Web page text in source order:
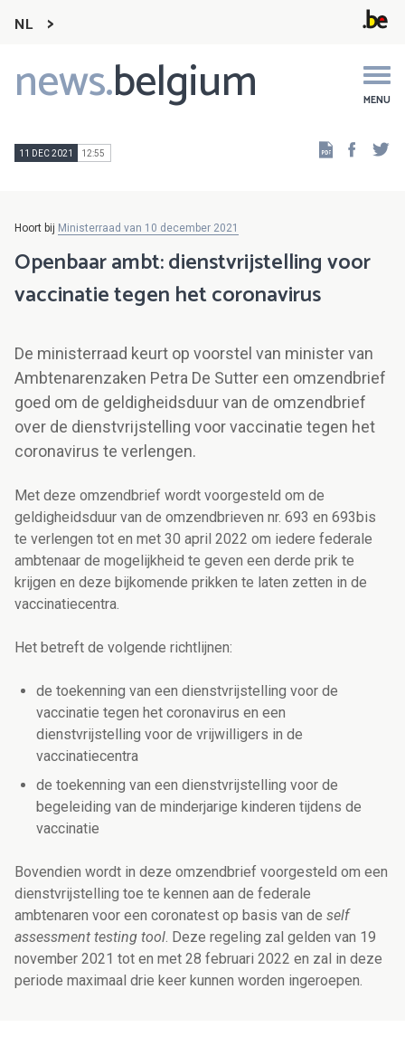
NL
news.belgium MENU
Main
navigation
11 DEC 2021 12:55
Hoort bij Ministerraad van 10 december 2021
Openbaar ambt: dienstvrijstelling voor
vaccinatie tegen het coronavirus
De ministerraad keurt op voorstel van minister van
Ambtenarenzaken Petra De Sutter een omzendbrief
goed om de geldigheidsduur van de omzendbrief
over de dienstvrijstelling voor vaccinatie tegen het
coronavirus te verlengen.
Met deze omzendbrief wordt voorgesteld om de
geldigheidsduur van de omzendbrieven nr. 693 en 693bis
te verlengen tot en met 30 april 2022 om iedere federale
ambtenaar de mogelijkheid te geven een derde prik te
krijgen en deze bijkomende prikken te laten zetten in de
vaccinatiecentra.
Het betreft de volgende richtlijnen:
de toekenning van een dienstvrijstelling voor de
vaccinatie tegen het coronavirus en een
dienstvrijstelling voor de vrijwilligers in de
vaccinatiecentra
de toekenning van een dienstvrijstelling voor de
begeleiding van de minderjarige kinderen tijdens de
vaccinatie
Bovendien wordt in deze omzendbrief voorgesteld om een
dienstvrijstelling toe te kennen aan de federale
ambtenaren voor een coronatest op basis van de self
assessment testing tool. Deze regeling zal gelden van 19
november 2021 tot en met 28 februari 2022 en zal in deze
periode maximaal drie keer kunnen worden ingeroepen.